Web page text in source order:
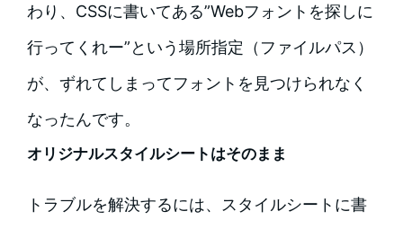
わり、CSSに書いてある”Webフォントを探しに
行ってくれー”という場所指定（ファイルパス）
が、ずれてしまってフォントを見つけられなく
なったんです。
オリジナルスタイルシートはそのまま
トラブルを解決するには、スタイルシートに書